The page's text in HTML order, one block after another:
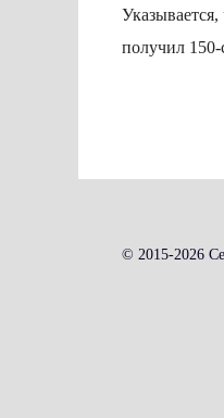
получил 150-
© 2015-2026